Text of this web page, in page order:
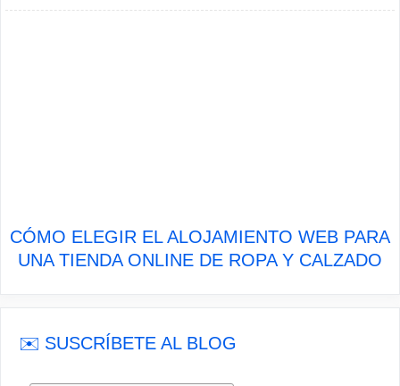
CÓMO ELEGIR EL ALOJAMIENTO WEB PARA
UNA TIENDA ONLINE DE ROPA Y CALZADO
✉️ SUSCRÍBETE AL BLOG